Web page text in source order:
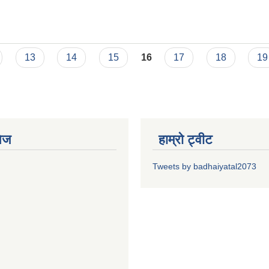
13 14 15 16 17 18 19
हाम्रो ट्वीट
Tweets by badhaiyatal2073